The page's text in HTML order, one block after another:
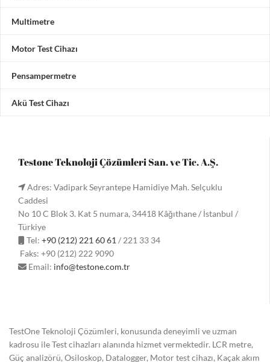
Multimetre
Motor Test Cihazı
Pensampermetre
Akü Test Cihazı
Testone Teknoloji Çözümleri San. ve Tic. A.Ş.
Adres: Vadipark Seyrantepe Hamidiye Mah. Selçuklu
Caddesi
No 10 C Blok 3. Kat 5 numara, 34418 Kâğıthane / İstanbul /
Türkiye
Tel: +90 (212) 221 60 61 / 221 33 34
Faks: +90 (212) 222 9090
Email: info@testone.com.tr
TestOne Teknoloji Çözümleri, konusunda deneyimli ve uzman
kadrosu ile Test cihazları alanında hizmet vermektedir. LCR metre,
Güç analizörü, Osiloskop, Datalogger, Motor test cihazı, Kaçak akım